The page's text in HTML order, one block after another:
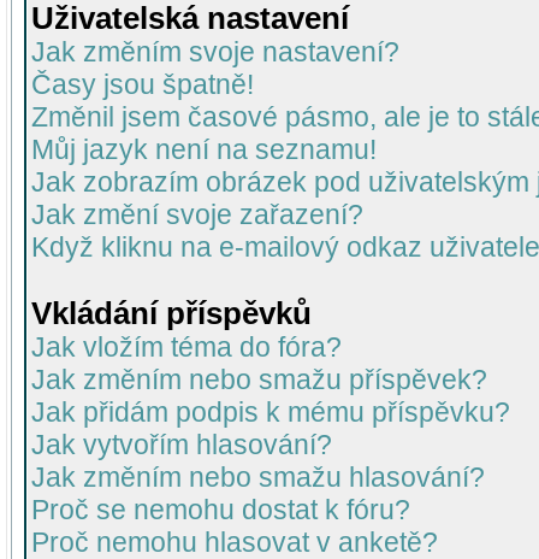
Uživatelská nastavení
Jak změním svoje nastavení?
Časy jsou špatně!
Změnil jsem časové pásmo, ale je to
Můj jazyk není na seznamu!
Jak zobrazím obrázek pod uživatelským
Jak změní svoje zařazení?
Když kliknu na e-mailový odkaz
Vkládání příspěvků
Jak vložím téma do fóra?
Jak změním nebo smažu příspěvek?
Jak přidám podpis k mému příspěvku?
Jak vytvořím hlasování?
Jak změním nebo smažu hlasování?
Proč se nemohu dostat k fóru?
Proč nemohu hlasovat v anketě?